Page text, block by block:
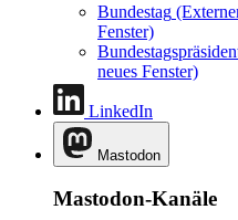
Bundestag
Fenster)
neues Fenster)
LinkedIn
Mastodon
Mastodon-Kanäle